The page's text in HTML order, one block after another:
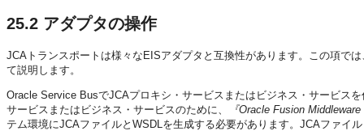
25.2 アダプタの操作
JCAトランスポートは様々なEISアダプタと互換性があります。この項で
て説明します。
Oracle Service BusでJCAプロキシ・サービスまたはビジネス・サービス
サービスまたはビジネス・サービスのために、
『Oracle Fusion
テム環境にJCAファイルとWSDLを生成する必要があります。JCAファイ